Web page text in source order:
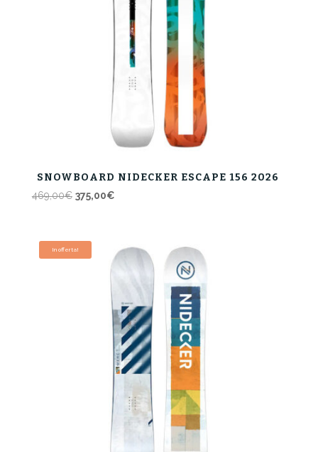
SNOWBOARD NIDECKER ESCAPE 156 2026
469,00€ Il
era:
469,00€.
375,00€Il
375,00€.
In offerta!